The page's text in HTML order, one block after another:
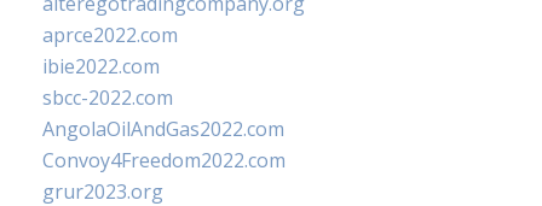
aprce2022.com
ibie2022.com
sbcc-2022.com
AngolaOilAndGas2022.com
Convoy4Freedom2022.com
grur2023.org